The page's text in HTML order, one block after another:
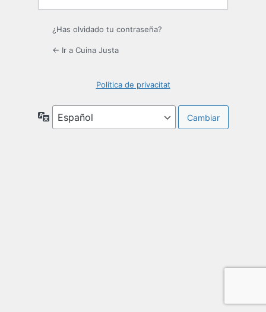
¿Has olvidado tu contraseña?
← Ir a Cuina Justa
Política de privacitat
Idioma